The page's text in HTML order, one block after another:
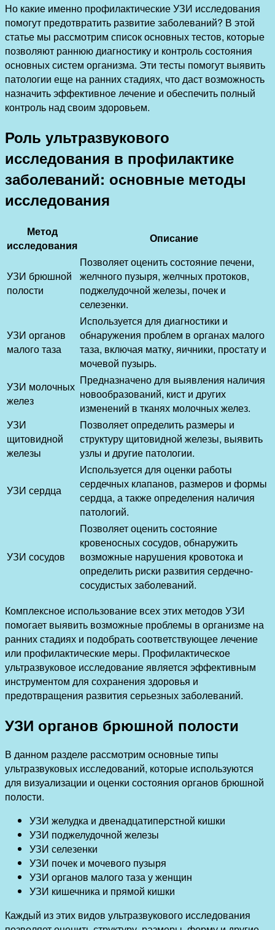
Но какие именно профилактические УЗИ исследования
помогут предотвратить развитие заболеваний? В этой
статье мы рассмотрим список основных тестов, которые
позволяют раннюю диагностику и контроль состояния
основных систем организма. Эти тесты помогут выявить
патологии еще на ранних стадиях, что даст возможность
назначить эффективное лечение и обеспечить полный
контроль над своим здоровьем.
Роль ультразвукового
исследования в профилактике
заболеваний: основные методы
исследования
Метод
исследования
Описание
УЗИ брюшной
полости
Позволяет оценить состояние печени,
желчного пузыря, желчных протоков,
поджелудочной железы, почек и
селезенки.
УЗИ органов
малого таза
Используется для диагностики и
обнаружения проблем в органах малого
таза, включая матку, яичники, простату и
мочевой пузырь.
УЗИ молочных
желез
Предназначено для выявления наличия
новообразований, кист и других
изменений в тканях молочных желез.
УЗИ
щитовидной
железы
Позволяет определить размеры и
структуру щитовидной железы, выявить
узлы и другие патологии.
УЗИ сердца
Используется для оценки работы
сердечных клапанов, размеров и формы
сердца, а также определения наличия
патологий.
УЗИ сосудов
Позволяет оценить состояние
кровеносных сосудов, обнаружить
возможные нарушения кровотока и
определить риски развития сердечно-
сосудистых заболеваний.
Комплексное использование всех этих методов УЗИ
помогает выявить возможные проблемы в организме на
ранних стадиях и подобрать соответствующее лечение
или профилактические меры. Профилактическое
ультразвуковое исследование является эффективным
инструментом для сохранения здоровья и
предотвращения развития серьезных заболеваний.
УЗИ органов брюшной полости
В данном разделе рассмотрим основные типы
ультразвуковых исследований, которые используются
для визуализации и оценки состояния органов брюшной
полости.
УЗИ желудка и двенадцатиперстной кишки
УЗИ поджелудочной железы
УЗИ селезенки
УЗИ почек и мочевого пузыря
УЗИ органов малого таза у женщин
УЗИ кишечника и прямой кишки
Каждый из этих видов ультразвукового исследования